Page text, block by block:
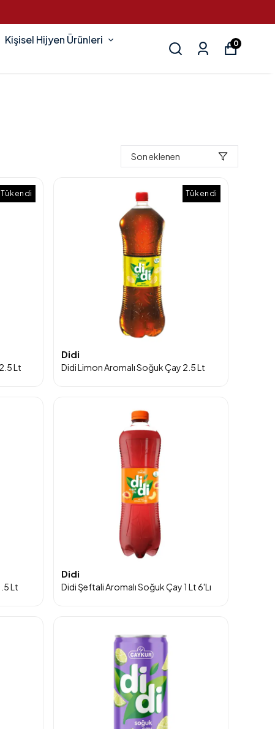
Kişisel Hijyen Ürünleri
0
Son eklenen
Tükendi
Lt
Tükendi
Didi
Didi Limon Aromalı Soğuk Çay 2.5 Lt
Lt
Didi
Didi Şeftali Aromalı Soğuk Çay 1 Lt 6'Lı